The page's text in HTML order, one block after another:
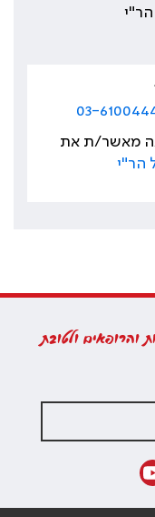
03-
ה מאשר/ת את
הר"י
והרופאים ולטובת